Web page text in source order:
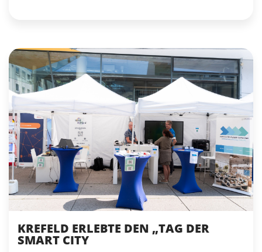
KREFELD ERLEBTE DEN „TAG DER
SMART CITY